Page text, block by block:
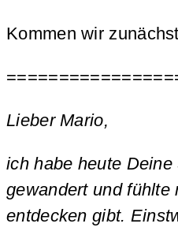
Kommen wir
Lieber Mario,
ich habe heute
gewandert und
entdecken gibt.